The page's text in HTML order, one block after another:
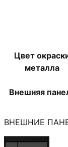
Цвет
металла
Внешняя
ВНЕШНИЕ